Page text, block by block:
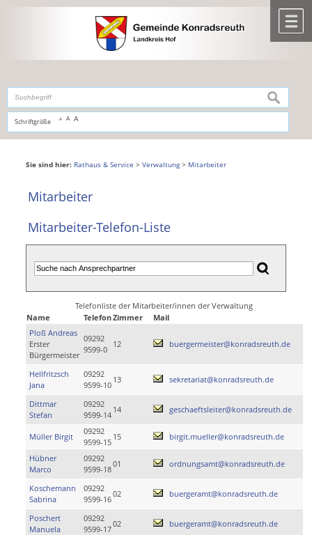
,zur Navigationoderzur Startseitespringen.
Schriftgröße A A A
suchen
Sie sind hier: Rathaus & Service > Verwaltung> Mitarbeiter
Mitarbeiter
Mitarbeiter-Telefon-Liste
Telefonliste der Mitarbeiter/innen der Verwaltung
Name
TelefonZimmer
Mail
Ploß Andreas
Erster
Bürgermeister
09292
9599-0
12 buergermeister@konradsreuth.de
Hellfritzsch
Jana
09292
9599-10
13 sekretariat@konradsreuth.de
Dittmar
Stefan
09292
9599-14
14 geschaeftsleiter@konradsreuth.de
Müller Birgit
09292
9599-15
15 birgit.mueller@konradsreuth.de
Hübner
Marco
09292
9599-18
01 ordnungsamt@konradsreuth.de
Koschemann
Sabrina
09292
9599-16
02 buergeramt@konradsreuth.de
Poschert
Manuela
09292
9599-17
02 buergeramt@konradsreuth.de